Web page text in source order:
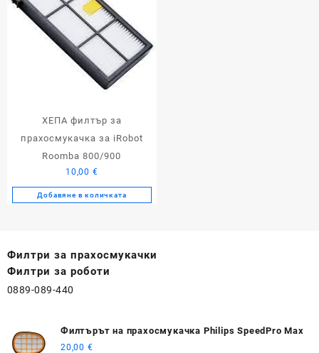
ХЕПА филтър за
прахосмукачка за iRobot
Roomba 800/900
10,00 €
Добавяне в количката
Филтри за прахосмукачки
Филтри за роботи
0889-089-440
Филтърът на прахосмукачка Philips SpeedPro Max
20,00 €